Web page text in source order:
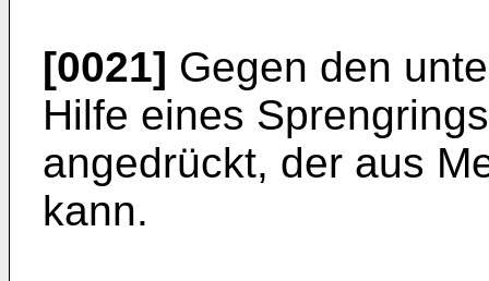
[0021] Gegen den
Hilfe eines
angedrückt, der aus
kann.